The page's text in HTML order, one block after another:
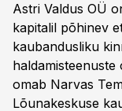
Astri Valdus OÜ
kapitalil põhinev
kaubandusliku
omab Narvas
Lõunakeskuse